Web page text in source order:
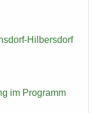
​Hilbersdorf
im Pro­gramm